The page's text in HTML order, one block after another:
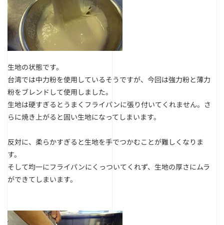
生地の状態です。
台湾では中力粉を使用しているそうですが、今回は強力粉と薄力
粉をブレンドして使用しました。
生地は硬すぎるとうまくフライパンに張り付いてくれません。さ
らに焼き上がると固い生地になってしまいます。
反対に、柔らかすぎると生地を手でつかむことが難しくなりま
す。
そして均一にフライパンにくっついてくれず、生地の厚さにムラ
ができてしまいます。